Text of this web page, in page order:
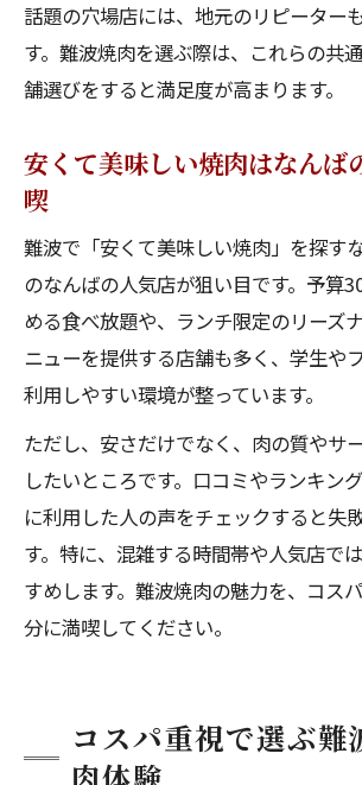
話題の穴場店には、地元のリピーター
す。難波焼肉を選ぶ際は、これらの共
舗選びをすると満足度が高まります。
安くて美味しい焼肉はなんば
喫
難波で「安くて美味しい焼肉」を探す
のなんばの人気店が狙い目です。予算
める食べ放題や、ランチ限定のリーズ
ニューを提供する店舗も多く、学生や
利用しやすい環境が整っています。
ただし、安さだけでなく、肉の質やサ
したいところです。口コミやランキン
に利用した人の声をチェックすると失
す。特に、混雑する時間帯や人気店で
すめします。難波焼肉の魅力を、コス
分に満喫してください。
コスパ重視で選ぶ難
肉体験